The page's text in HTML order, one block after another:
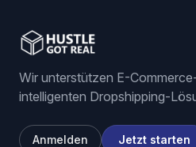
Wir unterstützen E-
intelligenten Dropshipping-
Anmelden Jetzt starten